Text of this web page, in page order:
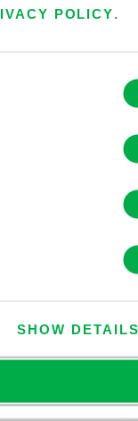
POLICY
SHOW